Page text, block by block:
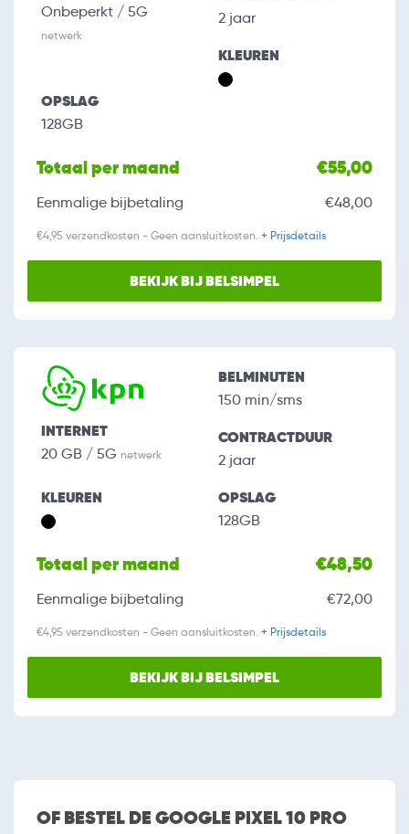
Onbeperkt / 5G
netwerk
2 jaar
KLEUREN
OPSLAG
128GB
Totaal per maand €55,00
Eenmalige bijbetaling €48,00
€4,95 verzendkosten - Geen aansluitkosten. + Prijsdetails
BEKIJK BIJ BELSIMPEL
INTERNET
20 GB / 5G netwerk
BELMINUTEN
150 min/sms
CONTRACTDUUR
2 jaar
KLEUREN OPSLAG
128GB
Totaal per maand €48,50
Eenmalige bijbetaling €72,00
€4,95 verzendkosten - Geen aansluitkosten. + Prijsdetails
BEKIJK BIJ BELSIMPEL
OF BESTEL DE GOOGLE PIXEL 10 PRO